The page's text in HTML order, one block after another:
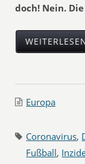
doch! Nein.
Europa
Coronavirus,
Fußball,